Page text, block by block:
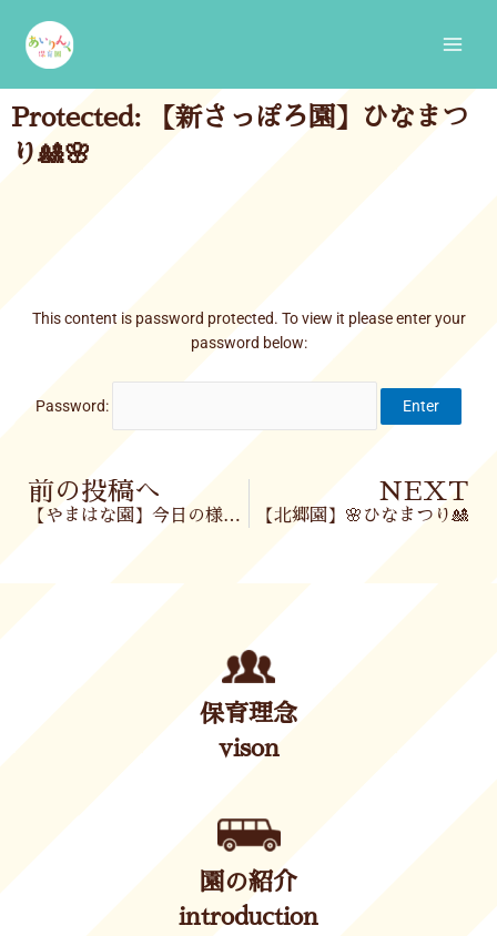
content
Protected: 【新さっぽろ園】ひなまつ
り🎎🌸
This content is password protected. To view it please enter your
password below:
Password:
Prev
前の投稿へ
【やまはな園】今日の様子🌈
NEXT
【北郷園】🌸ひなまつり🎎
保育理念
vison
園の紹介
introduction